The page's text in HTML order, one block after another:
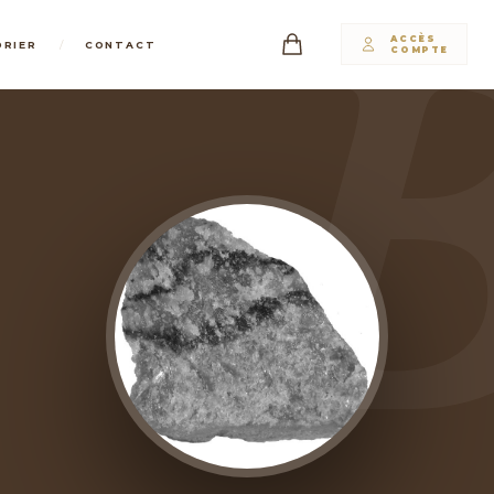
/ CONTACT
ACCÈS
COMPTE